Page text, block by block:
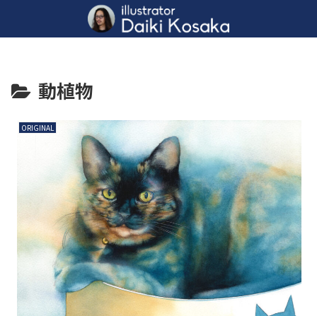
動植物
ORIGINAL